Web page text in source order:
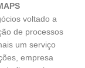
voltado a
de processos
um serviço
empresa